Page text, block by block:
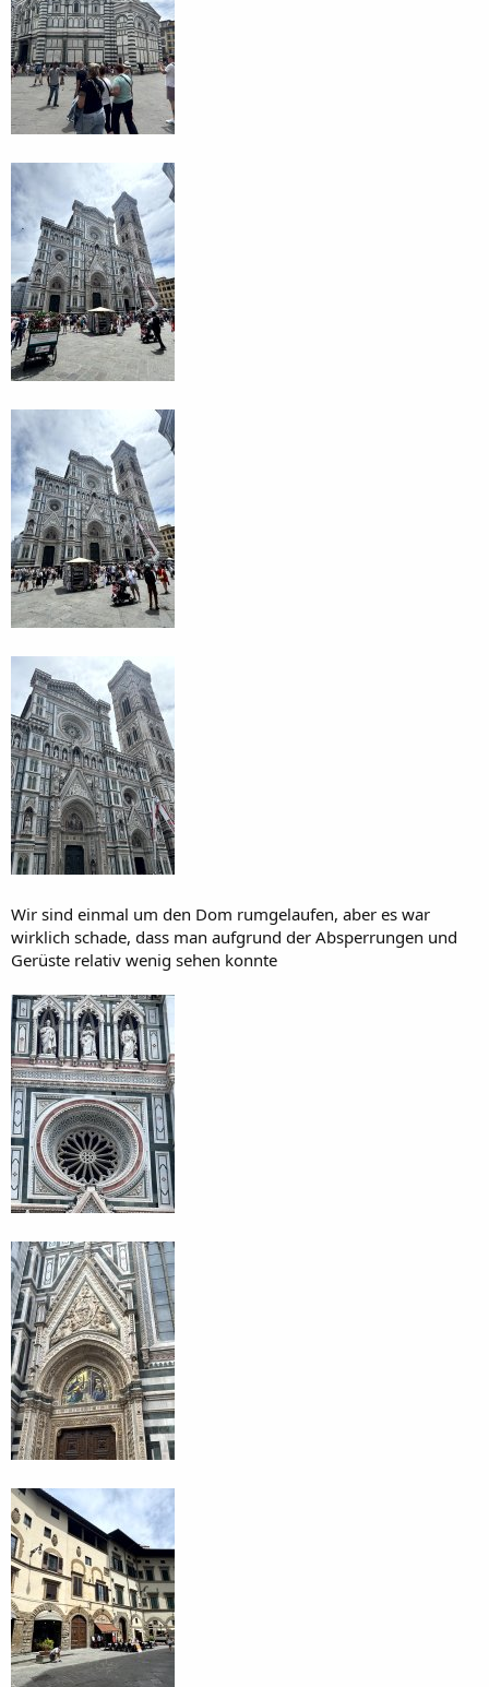
Wir sind einmal um den Dom rumgelaufen, aber es war
wirklich schade, dass man aufgrund der Absperrungen und
Gerüste relativ wenig sehen konnte